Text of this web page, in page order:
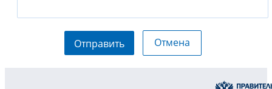
Отправить Отмена